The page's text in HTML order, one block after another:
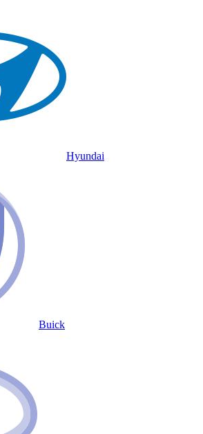
Hyundai
Buick